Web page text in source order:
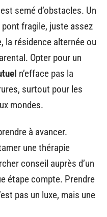
semé d’obstacles. Un
fragile, juste assez
la résidence alternée ou
Opter pour un
n’efface pas la
surtout pour les
mondes.
à avancer.
une thérapie
conseil auprès d’un
étape compte. Prendre
pas un luxe, mais une